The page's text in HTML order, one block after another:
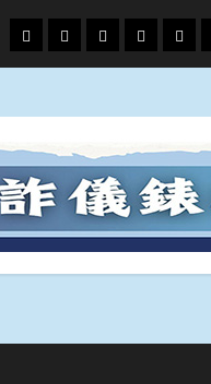
頭
條
財
經
地
方.
文
教.
專
題